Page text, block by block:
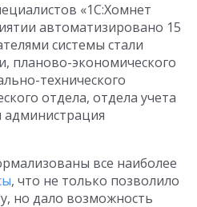
«1С:Хомнет
автоматизировано 15
системы стали
планово-экономического
технического
отдела, отдела учета
администрация
все наиболее
, что не только позволило
но дало возможность